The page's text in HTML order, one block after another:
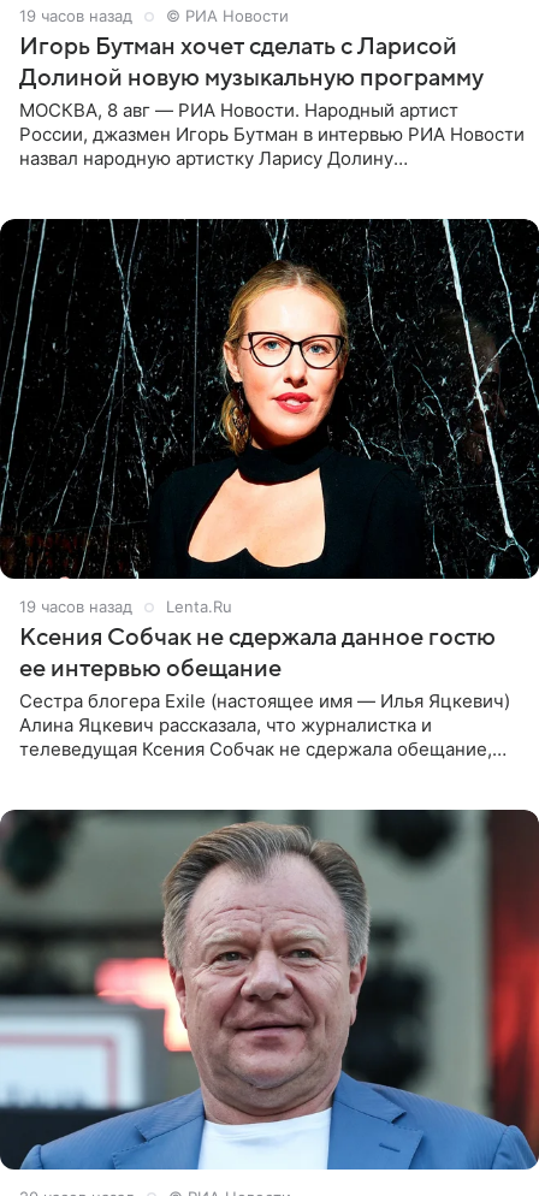
19 часов назад © РИА Новости
Игорь Бутман хочет сделать с Ларисой
Долиной новую музыкальную программу
МОСКВА, 8 авг — РИА Новости. Народный артист
России, джазмен Игорь Бутман в интервью РИА Новости
назвал народную артистку Ларису Долину
19 часов назад Lenta.Ru
Ксения Собчак не сдержала данное гостю
ее интервью обещание
Сестра блогера Exile (настоящее имя — Илья Яцкевич)
Алина Яцкевич рассказала, что журналистка и
телеведущая Ксения Собчак не сдержала обещание,